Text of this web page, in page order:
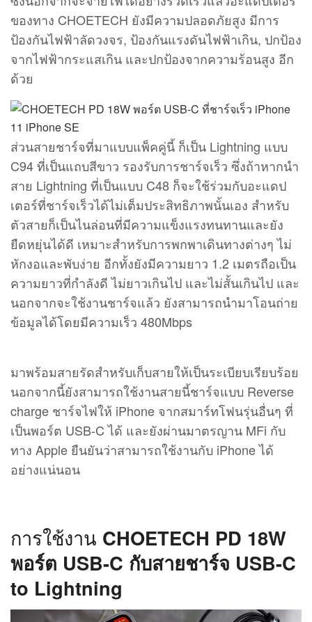
ของทาง CHOETECH ยังมีความปลอดภัยสูง มีการ
ป้องกันไฟฟ้าลัดวงจร, ป้องกันแรงดันไฟฟ้าเกิน, ปกป้อง
จากไฟฟ้ากระแสเกิน และปกป้องจากความร้อนสูง อีก
ด้วย
ส่วนสายชาร์จที่มาแบบแพ็คคู่นี้ ก็เป็น Lightning แบบ
C94 ที่เป็นแถบสีขาว รองรับการชาร์จเร็ว ซึ่งถ้าหากนำ
สาย Lightning ที่เป็นแบบ C48 ก็จะใช้ร่วมกับอะแดป
เตอร์ที่ชาร์จเร็วได้ไม่เต็มประสิทธิภาพนั้นเอง สำหรับ
ตัวสายก็เป็นไนล่อนที่มีความแข็งแรงทนทานและยัง
ยืดหยุ่นได้ดี เหมาะสำหรับการพกพาเดินทางต่างๆ ไม่
หักงอและพับง่าย อีกทั้งยังมีความยาว 1.2 เมตรถือเป็น
ความยาวที่กำลังดี ไม่ยาวเกินไป และไม่สั้นเกินไป และ
นอกจากจะใช้งานชาร์จแล้ว ยังสามารถนำมาโอนถ่าย
ข้อมูลได้โดยมีความเร็ว 480Mbps
มาพร้อมสายรัดสำหรับเก็บสายให้เป็นระเบียบเรียบร้อย
นอกจากนี้ยังสามารถใช้งานสายนี้ชาร์จแบบ Reverse
charge ชาร์จไฟให้ iPhone จากสมาร์ทโฟนรุ่นอื่นๆ ที่
เป็นพอร์ต USB-C ได้ และยังผ่านมาตรญาน MFi กับ
ทาง Apple ยืนยันว่าสามารถใช้งานกับ iPhone ได้
อย่างแน่นอน
การใช้งาน CHOETECH PD 18W
พอร์ต USB-C กับสายชาร์จ USB-C
to Lightning